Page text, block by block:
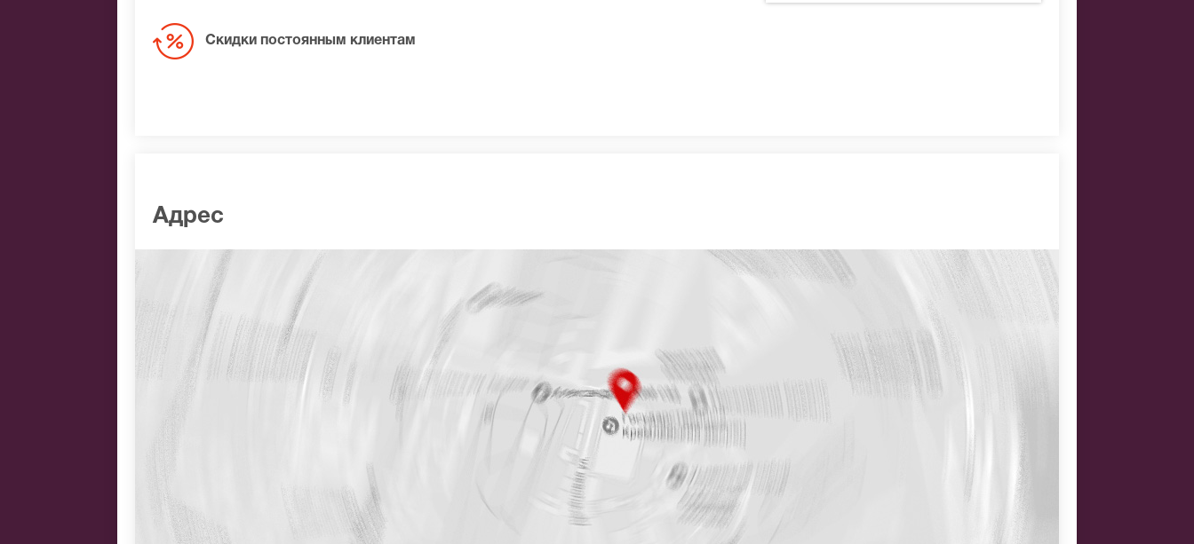
Скидки постоянным клиентам
Адрес